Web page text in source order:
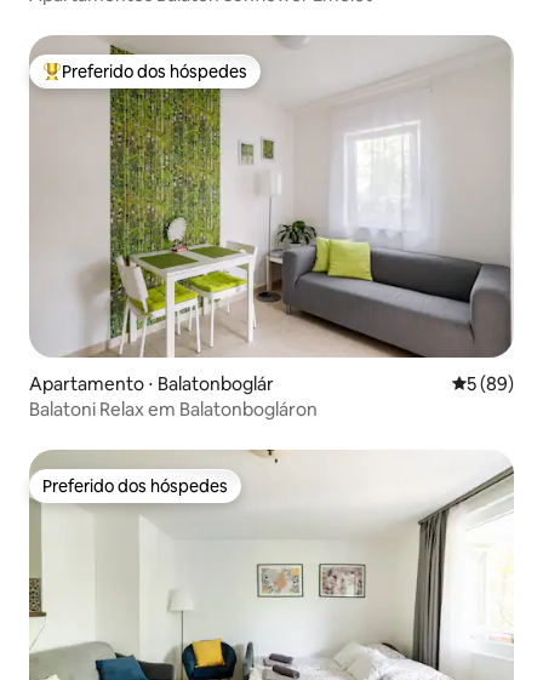
Entre os melhores preferidos dos hóspedes
Preferido dos hóspedes
Apartamento ⋅ Balatonboglár 5 de uma
5 (89)
Balatoni Relax em Balatonbogláron
Preferido dos hóspedes
Preferido dos hóspedes